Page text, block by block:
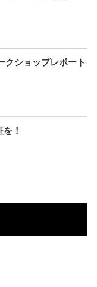
クショップレポート
！